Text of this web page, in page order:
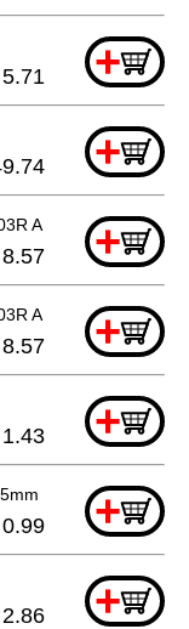
+
5.71
+
A +
8.57
A +
8.57
+
1.43
+
0.99
+
2.86